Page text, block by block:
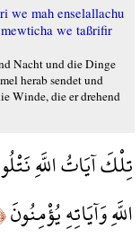
we mah enselallachu
mewticha we taßrifir
Nacht und die Dinge
herab sendet und
Winde, die er drehend
تِلْكَ آيَاتُ اللَّهِ
اللَّهِ وَآيَاتِهِ يُؤْمِنُونَ﴿٦﴾